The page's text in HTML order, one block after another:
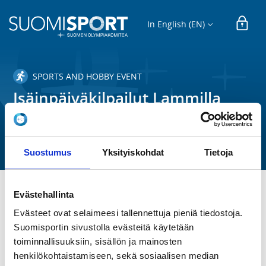
Suostumus Yksityiskohdat Tietoja
Evästehallinta
Evästeet ovat selaimeesi tallennettuja pieniä tiedostoja.
Suomisportin sivustolla evästeitä käytetään
toiminnallisuuksiin, sisällön ja mainosten
henkilökohtaistamiseen, sekä sosiaalisen median
In English (EN)
SPORTS AND HOBBY EVENT
Isäinpäiväkilpailut Lammilla
10.11
Lammin Ampumaseura ry
Su 10.11.2024
Lamminraitti 23, 16900 Hämeenlinna, Suomi